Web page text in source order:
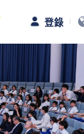
登錄